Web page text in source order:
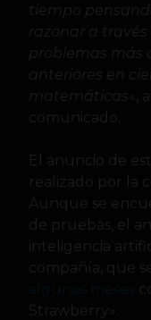
tiempo
razonar a
problemas más
anteriores en
matemáticas
comunicado.
El anuncio de
realizado por la
Aunque se
de pruebas, el
inteligencia
compañía, que
Strawberry».